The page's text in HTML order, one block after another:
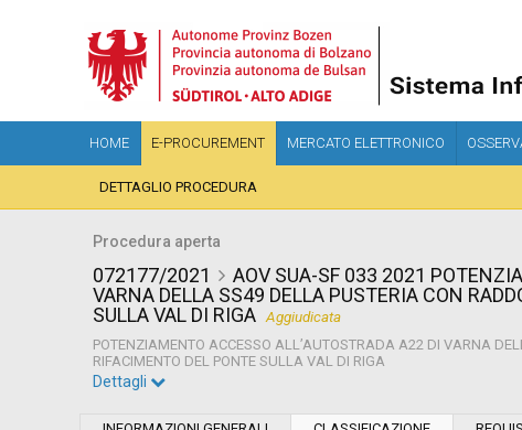
HOME E-PROCUREMENT MERCATO ELETTRONICO
DETTAGLIO PROCEDURA
Procedura aperta
072177/2021
AOV SUA-SF 033 2021
VARNA DELLA SS49 DELLA PUSTERIA CON
SULLA VAL DI RIGA Aggiudicata
POTENZIAMENTO ACCESSO ALL’AUTOSTRADA A22 DI VARNA
RIFACIMENTO DEL PONTE SULLA VAL DI RIGA
Dettagli